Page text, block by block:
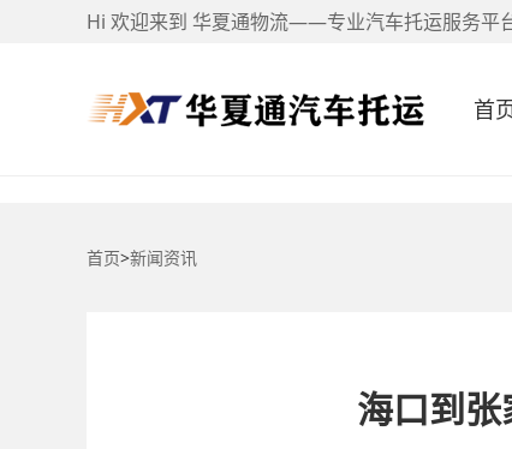
Hi 欢迎来到 华夏通物流——专业汽车托运服务平台
首
首页>新闻资讯
海口到